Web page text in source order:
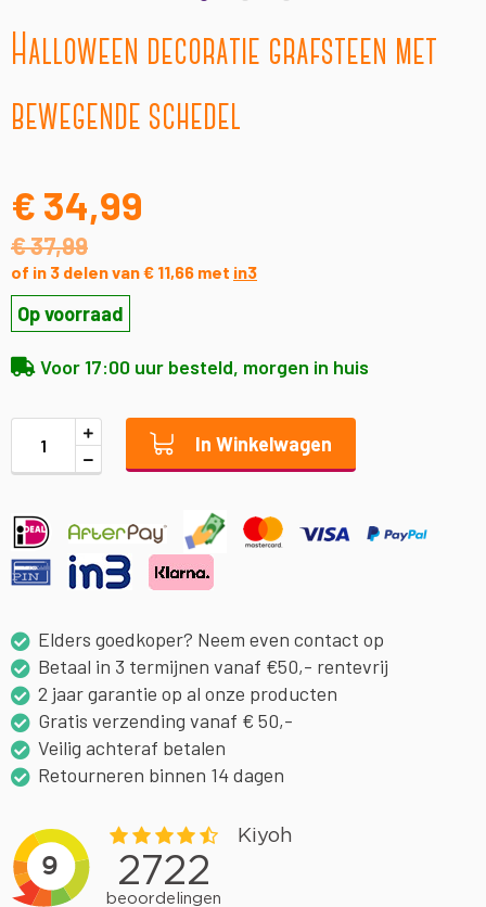
Halloween decoratie grafsteen met
bewegende schedel
€ 34,99
€ 37,99
of in 3 delen van € 11,66 met in3
Op voorraad
Voor 17:00 uur besteld, morgen in huis
In Winkelwagen
Elders goedkoper? Neem even contact op
Betaal in 3 termijnen vanaf €50,- rentevrij
2 jaar garantie op al onze producten
Gratis verzending vanaf € 50,-
Veilig achteraf betalen
Retourneren binnen 14 dagen
het
van